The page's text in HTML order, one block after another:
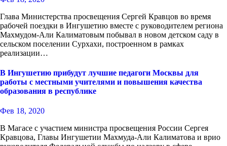
Глава Министерства просвещения Сергей Кравцов во время
рабочей поездки в Ингушетию вместе с руководителем региона
Махмудом-Али Калиматовым побывал в новом детском саду в
сельском поселении Сурхахи, построенном в рамках
реализации…
В Ингушетию прибудут лучшие педагоги Москвы для
работы с местными учителями и повышения качества
образования в республике
Фев 18, 2020
В Магасе с участием министра просвещения России Сергея
Кравцова, Главы Ингушетии Махмуда-Али Калиматова и врио